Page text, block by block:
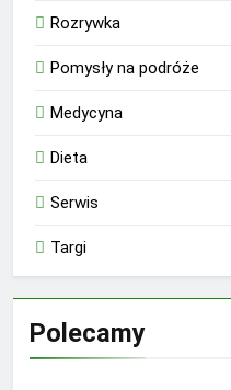
Rozrywka
Pomysły na podróże
Medycyna
Dieta
Serwis
Targi
Polecamy